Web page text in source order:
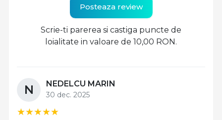
Posteaza review
Scrie-ti parerea si castiga puncte de
loialitate in valoare de 10,00 RON.
N NEDELCU MARIN
30 dec. 2025